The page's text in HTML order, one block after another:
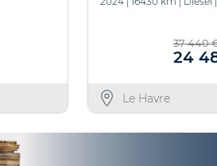
37 440
24
Le Havre